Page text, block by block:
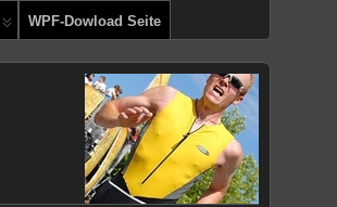
WPF-Dowload Seite